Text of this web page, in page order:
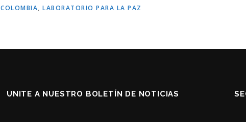
COLOMBIA, LABORATORIO PARA LA PAZ
UNITE A NUESTRO BOLETÍN DE NOTICIAS